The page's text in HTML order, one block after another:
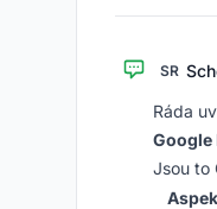
SR
Ráda
Google
Jsou to